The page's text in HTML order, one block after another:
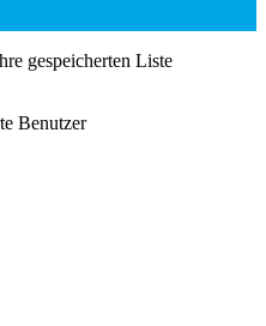
gespeicherten Liste
Benutzer